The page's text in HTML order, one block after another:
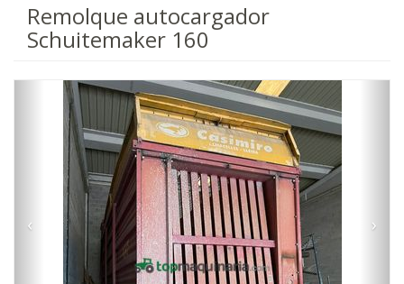
Remolque autocargador
Schuitemaker 160
‹ ›